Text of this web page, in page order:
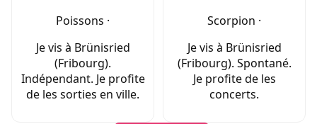
Poissons ·
Je vis à Brünisried
(Fribourg).
Indépendant. Je profite
de les sorties en ville.
Scorpion ·
Je vis à Brünisried
(Fribourg). Spontané.
Je profite de les
concerts.